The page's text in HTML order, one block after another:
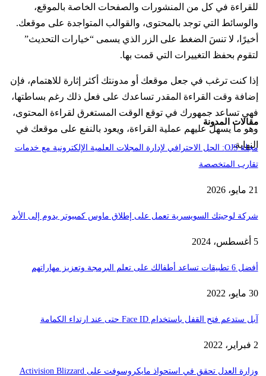
للقراءة في كل من المنشورات والصفحات الخاصة بالموقع،
والوسائط التي توجد بالمحتوى، والقوالب المتواجدة على موقعك.
أخيرًا، لا تنسَ الضغط على الزر الذي يسمى “خيارات التحديث”
لتقوم بحفظ التغييرات التي قمت بها.
إذا كنت ترغب في جعل موقعك أو مدونتك أكثر إثارة للاهتمام، فإن
إضافة وقت القراءة المقدر تساعدك على فعل ذلك رغم بساطتها،
فهي تساعد جمهورك في توقع الوقت المستغرق لقراءة المحتوى،
وهو ما يسهل عليهم عملية القراءة، ويعود بالنفع على موقعك في
النهاية.
مقالات المدونة
مجلة OJS: الحل الاحترافي لإدارة المجلات العلمية الإلكترونية مع خدمات
تقارب المتخصصة
21 مايو، 2026
شركة لوجيتك السويسرية تعمل على إطلاق ماوس كمبيوتر يدوم إلى الأبد
5 أغسطس، 2024
أفضل 6 تطبيقات تساعد أطفالك على تعلم البرمجة وتعزيز مهاراتهم
30 مايو، 2022
آبل ستدعم فتح القفل باستخدام Face ID حتى عند ارتداء الكمامة
2 فبراير، 2022
وزارة العدل تحقق في استحواذ مايكروسوفت على Activision Blizzard